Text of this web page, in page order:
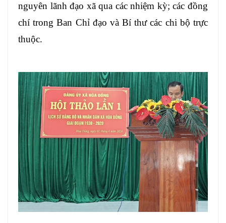
nguyên lãnh đạo xã qua các nhiệm kỳ; các đồng
chí trong Ban Chỉ đạo và Bí thư các chi bộ trực
thuộc.